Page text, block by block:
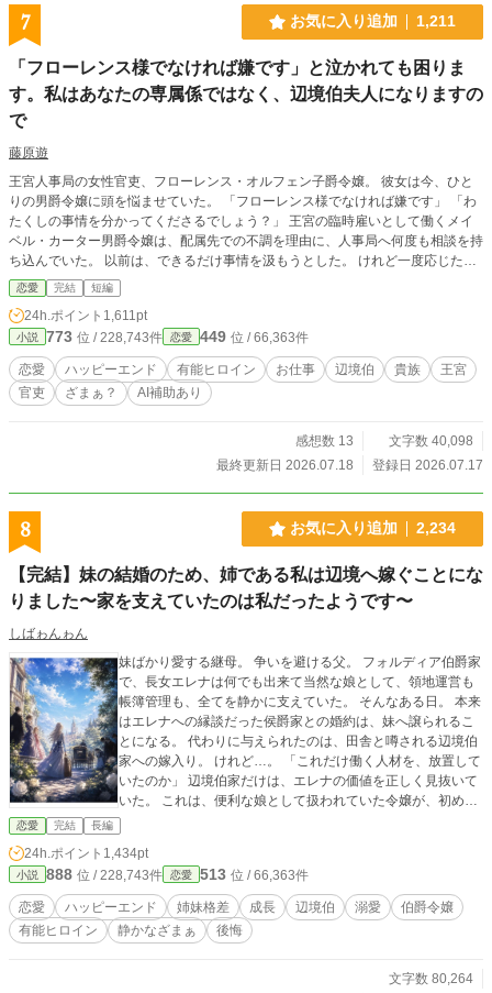
7 お気に入り追加 1,211
「フローレンス様でなければ嫌です」と泣かれても困りま
す。私はあなたの専属係ではなく、辺境伯夫人になりますの
で
藤原遊
王宮人事局の女性官吏、フローレンス・オルフェン子爵令嬢。 彼女は今、ひと
りの男爵令嬢に頭を悩ませていた。 「フローレンス様でなければ嫌です」 「わ
たくしの事情を分かってくださるでしょう？」 王宮の臨時雇いとして働くメイ
ベル・カーター男爵令嬢は、配属先での不調を理由に、人事局へ何度も相談を持
ち込んでいた。 以前は、できるだけ事情を汲もうとした。 けれど一度応じた善
意は、次の要求に変わった。 だからフローレンスは決めている。 泣かれても、
縋られても、職務の線は越えないと。 そんな彼女の対応を、偶然目にした男が
いた。 国境軍を預かる高位貴族、アルバート・ヴァルクレスト辺境伯。 美貌と
軍権を持ちながら、紹介もない令嬢には視線すら向けない冷徹な男。 その彼
が、淡々と職務を果たすフローレンスには、なぜか興味を示してきて――。 王
宮人事局から始まる、線引き上手な子爵令嬢と冷徹辺境伯の恋のお話。
恋愛 完結 短編
24h.ポイント 1,611pt
小説 773 位 / 228,743件 恋愛 449 位 / 66,363件
恋愛 ハッピーエンド 有能ヒロイン お仕事 辺境伯 貴族
王宮
官吏
ざまぁ？ AI補助あり
感想数 13
文字数 40,098
最終更新日 2026.07.18
登録日 2026.07.17
8 お気に入り追加 2,234
【完結】妹の結婚のため、姉である私は辺境へ嫁ぐことにな
りました〜家を支えていたのは私だったようです〜
しばゎんゎん
妹ばかり愛する継母。 争いを避ける父。 フォルディア伯爵家
で、長女エレナは何でも出来て当然な娘として、領地運営も
帳簿管理も、全てを静かに支えていた。 そんなある日。 本来
はエレナへの縁談だった侯爵家との婚約は、妹へ譲られるこ
とになる。 代わりに与えられたのは、田舎と噂される辺境伯
家への嫁入り。 けれど…。 「これだけ働く人材を、放置して
いたのか」 辺境伯家だけは、エレナの価値を正しく見抜いて
いた。 これは、便利な娘として扱われていた令嬢が、初めて
あなたが必要だと言われるまでの物語。
恋愛 完結 長編
24h.ポイント 1,434pt
小説 888 位 / 228,743件 恋愛 513 位 / 66,363件
恋愛 ハッピーエンド 姉妹格差 成長 辺境伯 溺愛
伯爵令嬢
有能ヒロイン
静かなざまぁ 後悔
文字数 80,264